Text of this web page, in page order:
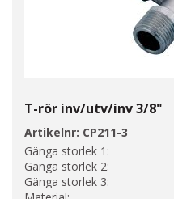
T-rör inv/utv/inv 3/8"
Artikelnr: CP211-3
Gänga storlek 1:
Gänga storlek 2:
Gänga storlek 3: